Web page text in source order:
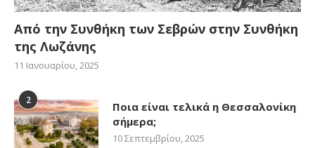
Από την Συνθήκη των Σεβρών στην Συνθήκη
της Λωζάνης
11 Ιανουαρίου, 2025
2
Ποια είναι τελικά η Θεσσαλονίκη
σήμερα;
10 Σεπτεμβρίου, 2025